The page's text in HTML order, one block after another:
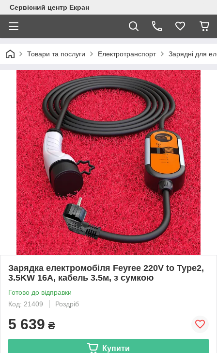
Сервісний центр Екран
Товари та послуги Електротранспорт Зарядні для
Зарядка електромобіля Feyree 220V to Type2,
3.5KW 16A, кабель 3.5м, з сумкою
Готово до відправки
Код: 21409
Роздріб
5 639 ₴
Купити